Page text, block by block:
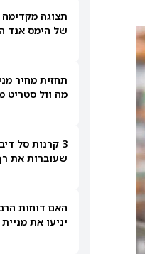
תצוגה
של הימס אנד
3 קרנות סל
שעוברות את
האם דוחות
יניעו את מניית CRWV כלפי מעלה?